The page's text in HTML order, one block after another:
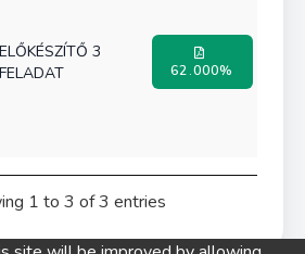
ELŐKÉSZÍTŐ 3
FELADAT
62.000%
1 to 3 of 3 entries